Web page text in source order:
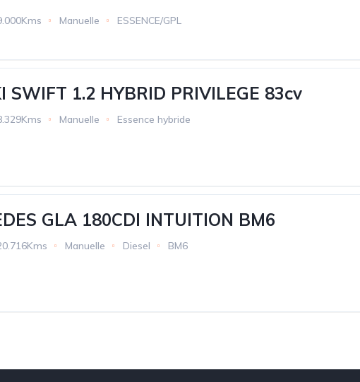
Manuelle ESSENCE/GPL
SWIFT 1.2 HYBRID PRIVILEGE 83cv
Manuelle Essence hybride
GLA 180CDI INTUITION BM6
Manuelle Diesel BM6